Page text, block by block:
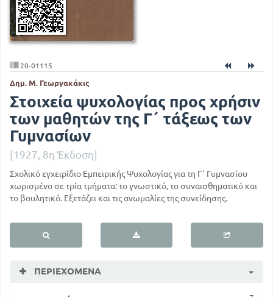
20-01115
Δημ. Μ. Γεωργακάκις
Στοιχεία ψυχολογίας προς χρήσιν
των μαθητών της Γ΄ τάξεως των
Γυμνασίων
[1927, 8η Έκδοση]
Σχολικό εγχειρίδιο Εμπειρικής Ψυχολογίας για τη Γ΄ Γυμνασίου
χωρισμένο σε τρία τμήματα: το γνωστικό, το συναισθηματικό και
το βουλητικό. Εξετάζει και τις ανωμαλίες της συνείδησης.
ΠΕΡΙΕΧΌΜΕΝΑ